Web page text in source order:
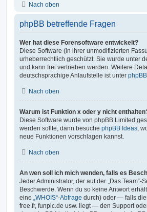
Nach oben
phpBB betreffende Fragen
Wer hat diese Forensoftware entwickelt?
Diese Software (in ihrer unmodifizierten
urheberrechtlich geschützt. Sie wurde unter
und kann frei vertrieben werden. Weitere
deutschsprachige Anlaufstelle ist unter
Nach oben
Warum ist Funktion x oder y nicht
Diese Software wurde von phpBB Limited
werden sollte, dann besuche phpBB Ideas ,
neue Funktionen vorschlagen kannst.
Nach oben
An wen soll ich mich wenden, falls es
Jeder Administrator, der auf der „Das
Beschwerde. Wenn du so keine Antwort
eine „WHOIS“-Abfrage durch) oder — falls
free.fr, funpic.de usw. liegt — den Support